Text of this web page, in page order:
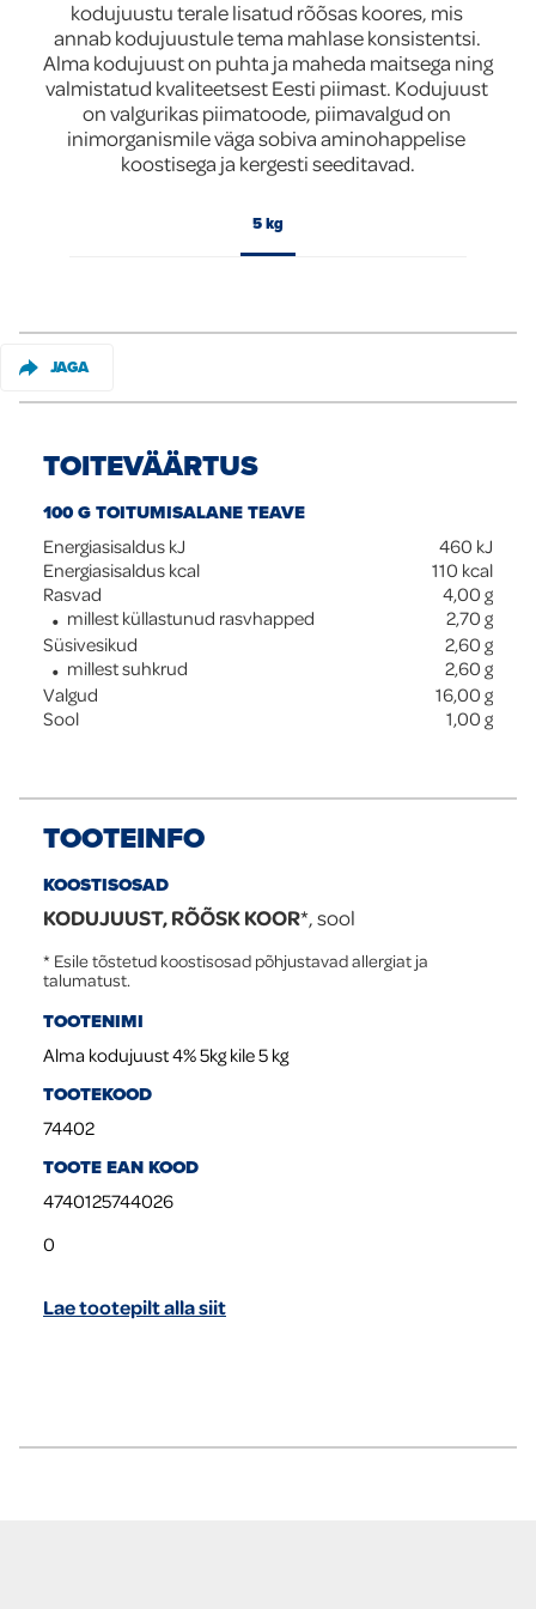
Global
kodujuustu terale lisatud rõõsas koores, mis
annab kodujuustule tema mahlase konsistentsi.
Alma kodujuust on puhta ja maheda maitsega ning
valmistatud kvaliteetsest Eesti piimast. Kodujuust
on valgurikas piimatoode, piimavalgud on
inimorganismile väga sobiva aminohappelise
koostisega ja kergesti seeditavad.
5 kg
JAGA
TOITEVÄÄRTUS
100 G TOITUMISALANE TEAVE
Energiasisaldus kJ 460 kJ
Energiasisaldus kcal
110 kcal
Rasvad
4,00 g
millest küllastunud rasvhapped
2,70 g
Süsivesikud
2,60 g
millest suhkrud
2,60 g
Valgud
16,00 g
Sool
1,00 g
TOOTEINFO
KOOSTISOSAD
KODUJUUST, RÕÕSK KOOR*, sool
* Esile tõstetud koostisosad põhjustavad allergiat ja
talumatust.
TOOTENIMI
Alma kodujuust 4% 5kg kile 5 kg
TOOTEKOOD
74402
TOOTE EAN KOOD
4740125744026
0
Lae tootepilt alla siit